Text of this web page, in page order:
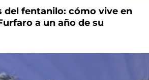
del fentanilo: cómo vive en
a un año de su